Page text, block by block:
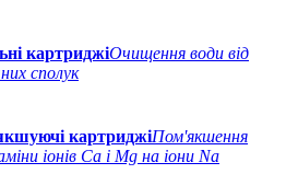
картриджіОчищення води від
сполук
картриджіПом'якшення
іонів Ca і Mg на іони Na